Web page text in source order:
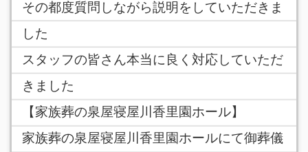
その都度質問しながら説明をしていただきま
した
スタッフの皆さん本当に良く対応していただ
きました
【家族葬の泉屋寝屋川香里園ホール】
家族葬の泉屋寝屋川香里園ホールにて御葬儀